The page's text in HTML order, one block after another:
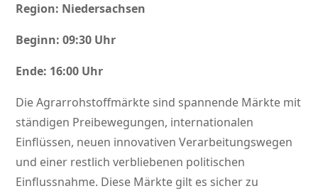
Region: Niedersachsen
Beginn: 09:30 Uhr
Ende: 16:00 Uhr
Die Agrarrohstoffmärkte sind spannende Märkte mit
ständigen Preibewegungen, internationalen
Einflüssen, neuen innovativen Verarbeitungswegen
und einer restlich verbliebenen politischen
Einflussnahme. Diese Märkte gilt es sicher zu